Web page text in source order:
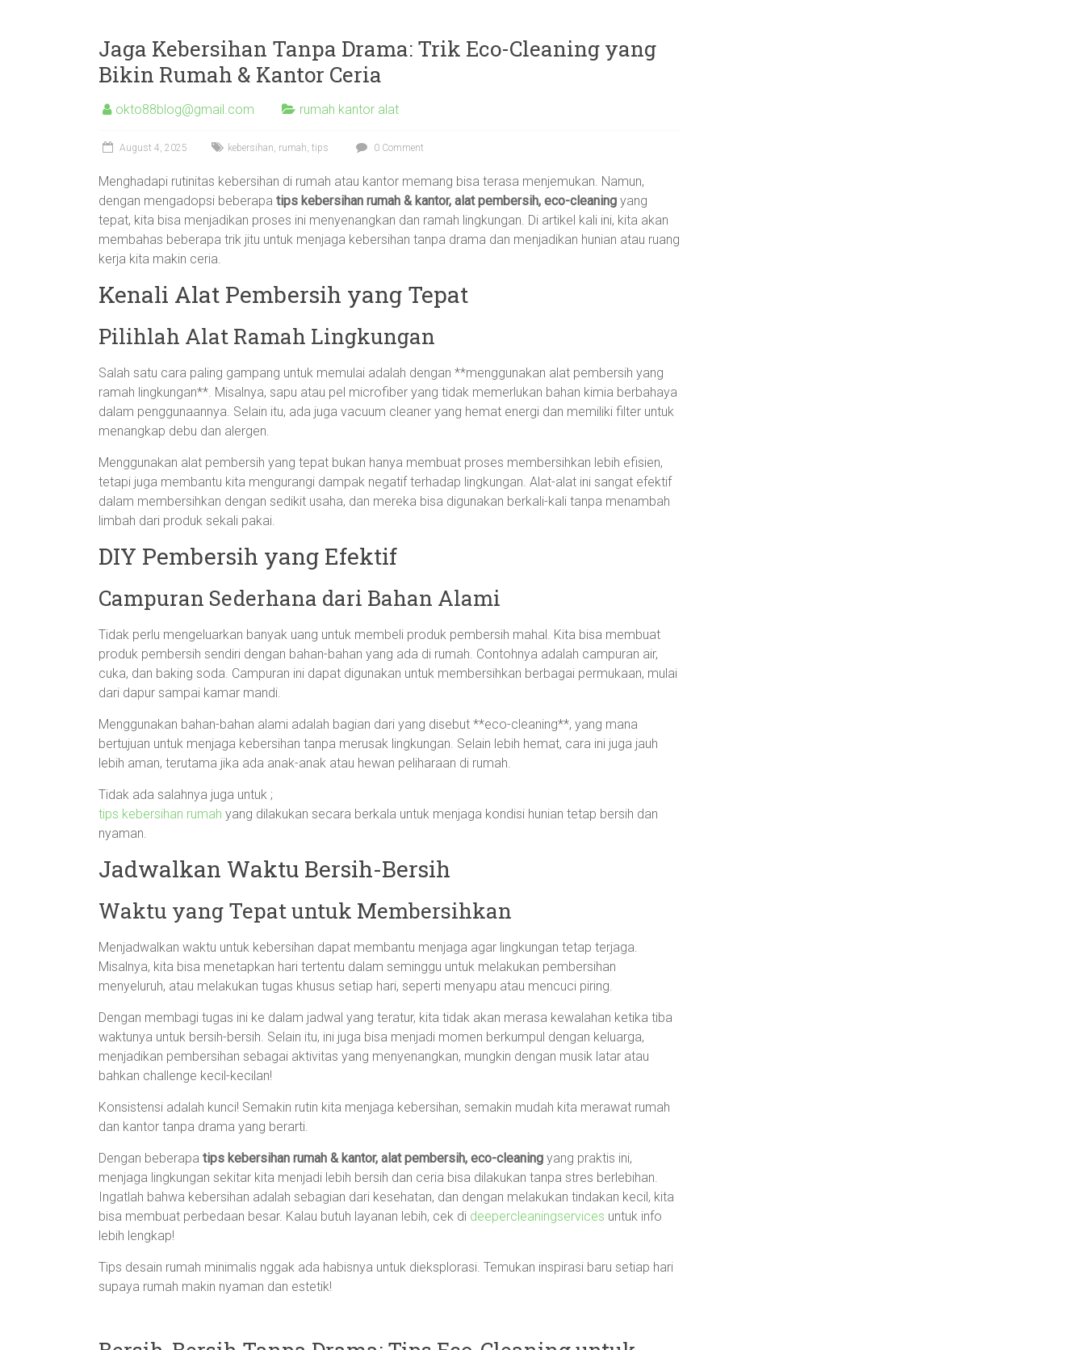
Jaga Kebersihan Tanpa Drama: Trik Eco-Cleaning yang
Bikin Rumah & Kantor Ceria
okto88blog@gmail.com rumah kantor alat
August 4, 2025 kebersihan, rumah, tips 0 Comment
Menghadapi rutinitas kebersihan di rumah atau kantor memang bisa terasa menjemukan. Namun,
dengan mengadopsi beberapa tips kebersihan rumah & kantor, alat pembersih, eco-cleaning yang
tepat, kita bisa menjadikan proses ini menyenangkan dan ramah lingkungan. Di artikel kali ini, kita akan
membahas beberapa trik jitu untuk menjaga kebersihan tanpa drama dan menjadikan hunian atau ruang
kerja kita makin ceria.
Kenali Alat Pembersih yang Tepat
Pilihlah Alat Ramah Lingkungan
Salah satu cara paling gampang untuk memulai adalah dengan **menggunakan alat pembersih yang
ramah lingkungan**. Misalnya, sapu atau pel microfiber yang tidak memerlukan bahan kimia berbahaya
dalam penggunaannya. Selain itu, ada juga vacuum cleaner yang hemat energi dan memiliki filter untuk
menangkap debu dan alergen.
Menggunakan alat pembersih yang tepat bukan hanya membuat proses membersihkan lebih efisien,
tetapi juga membantu kita mengurangi dampak negatif terhadap lingkungan. Alat-alat ini sangat efektif
dalam membersihkan dengan sedikit usaha, dan mereka bisa digunakan berkali-kali tanpa menambah
limbah dari produk sekali pakai.
DIY Pembersih yang Efektif
Campuran Sederhana dari Bahan Alami
Tidak perlu mengeluarkan banyak uang untuk membeli produk pembersih mahal. Kita bisa membuat
produk pembersih sendiri dengan bahan-bahan yang ada di rumah. Contohnya adalah campuran air,
cuka, dan baking soda. Campuran ini dapat digunakan untuk membersihkan berbagai permukaan, mulai
dari dapur sampai kamar mandi.
Menggunakan bahan-bahan alami adalah bagian dari yang disebut **eco-cleaning**, yang mana
bertujuan untuk menjaga kebersihan tanpa merusak lingkungan. Selain lebih hemat, cara ini juga jauh
lebih aman, terutama jika ada anak-anak atau hewan peliharaan di rumah.
Tidak ada salahnya juga untuk ;
tips kebersihan rumah yang dilakukan secara berkala untuk menjaga kondisi hunian tetap bersih dan
nyaman.
Jadwalkan Waktu Bersih-Bersih
Waktu yang Tepat untuk Membersihkan
Menjadwalkan waktu untuk kebersihan dapat membantu menjaga agar lingkungan tetap terjaga.
Misalnya, kita bisa menetapkan hari tertentu dalam seminggu untuk melakukan pembersihan
menyeluruh, atau melakukan tugas khusus setiap hari, seperti menyapu atau mencuci piring.
Dengan membagi tugas ini ke dalam jadwal yang teratur, kita tidak akan merasa kewalahan ketika tiba
waktunya untuk bersih-bersih. Selain itu, ini juga bisa menjadi momen berkumpul dengan keluarga,
menjadikan pembersihan sebagai aktivitas yang menyenangkan, mungkin dengan musik latar atau
bahkan challenge kecil-kecilan!
Konsistensi adalah kunci! Semakin rutin kita menjaga kebersihan, semakin mudah kita merawat rumah
dan kantor tanpa drama yang berarti.
Dengan beberapa tips kebersihan rumah & kantor, alat pembersih, eco-cleaning yang praktis ini,
menjaga lingkungan sekitar kita menjadi lebih bersih dan ceria bisa dilakukan tanpa stres berlebihan.
Ingatlah bahwa kebersihan adalah sebagian dari kesehatan, dan dengan melakukan tindakan kecil, kita
bisa membuat perbedaan besar. Kalau butuh layanan lebih, cek di deepercleaningservices untuk info
lebih lengkap!
Tips desain rumah minimalis nggak ada habisnya untuk dieksplorasi. Temukan inspirasi baru setiap hari
supaya rumah makin nyaman dan estetik!